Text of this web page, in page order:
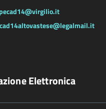
Elettronica